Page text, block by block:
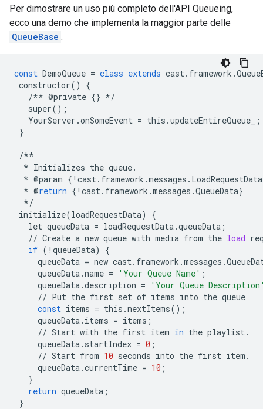
Per dimostrare un uso più completo dell'API Queueing,
ecco una demo che implementa la maggior parte delle
QueueBase .
const DemoQueue = class extends cast. framework .
constructor()
{
/** @private {} */
super();
YourServer .onSomeEvent = this .updateEntireQueue_
;
}
/**
* Initializes the queue.
* @param { ! cast. framework .messages . LoadRequestData
* @return { ! cast. framework .messages .QueueData}
*/
initialize(loadRequestData)
{
let queueData = loadRequestData.queueData ;
// Create a new queue with media from the load
if ( ! queueData)
{
queueData = new cast. framework .messages .
queueData.name = 'Your Queue Name' ;
queueData.description =
'Your Queue
// Put the first set of items into the queue
const items = this .nextItems();
queueData. items = items ;
// Start with the first item in the playlist.
queueData. startIndex = 0 ;
// Start from 10 seconds into the first item .
queueData.currentTime = 10 ;
}
return queueData ;
}